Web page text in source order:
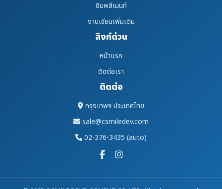
อิมพลีเมนท์
งานเขียนเพิ่มเติม
ลิงก์ด่วน
หน้าแรก
ติดต่อเรา
ติดต่อ
กรุงเทพฯ ประเทศไทย
sale@csmiledev.com
02-376-3435 (auto)